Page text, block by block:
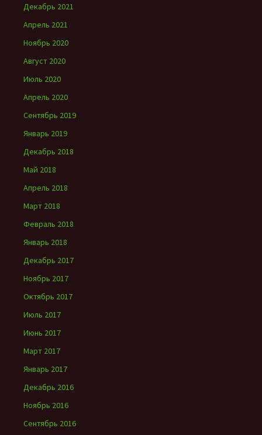
Декабрь 2021
Апрель 2021
Ноябрь 2020
Август 2020
Июль 2020
Апрель 2020
Сентябрь 2019
Январь 2019
Декабрь 2018
Май 2018
Апрель 2018
Март 2018
Февраль 2018
Январь 2018
Декабрь 2017
Ноябрь 2017
Октябрь 2017
Июль 2017
Июнь 2017
Март 2017
Январь 2017
Декабрь 2016
Ноябрь 2016
Сентябрь 2016